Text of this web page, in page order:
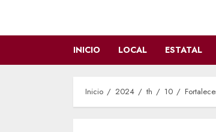
INICIO LOCAL ESTATAL
Inicio 2024 th 10